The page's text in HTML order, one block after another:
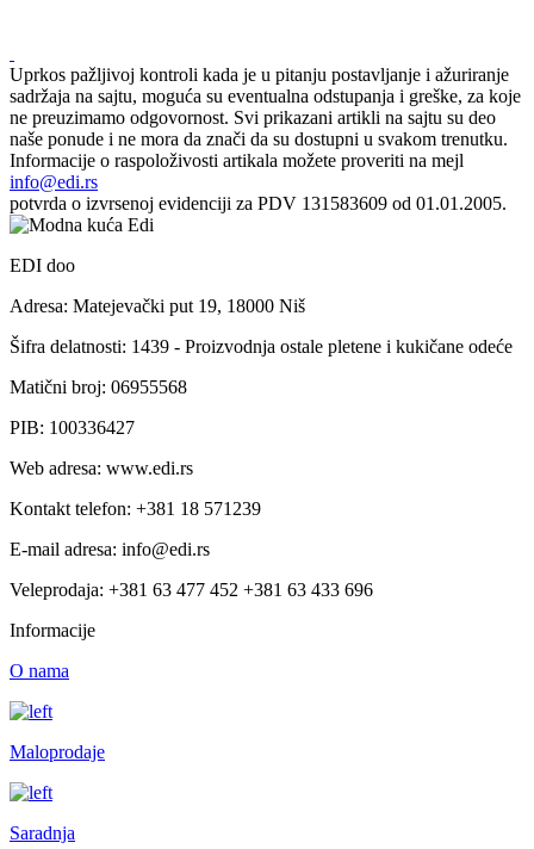
Uprkos pažljivoj kontroli kada je u pitanju postavljanje i ažuriranje
sadržaja na sajtu, moguća su eventualna odstupanja i greške, za koje
ne preuzimamo odgovornost. Svi prikazani artikli na sajtu su deo
naše ponude i ne mora da znači da su dostupni u svakom trenutku.
Informacije o raspoloživosti artikala možete proveriti na mejl
info@edi.rs
potvrda o izvrsenoj evidenciji za PDV 131583609 od 01.01.2005.
EDI doo
Adresa: Matejevački put 19, 18000 Niš
Šifra delatnosti: 1439 - Proizvodnja ostale pletene i kukičane odeće
Matični broj: 06955568
PIB: 100336427
Web adresa: www.edi.rs
Kontakt telefon: +381 18 571239
E-mail adresa: info@edi.rs
Veleprodaja: +381 63 477 452 +381 63 433 696
Informacije
O nama
Maloprodaje
Saradnja